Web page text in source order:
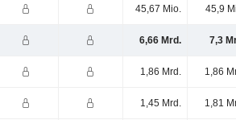
45,67 Mio. 45,9
6,66 Mrd. 7,3
1,86 Mrd. 1,86
1,45 Mrd. 1,81